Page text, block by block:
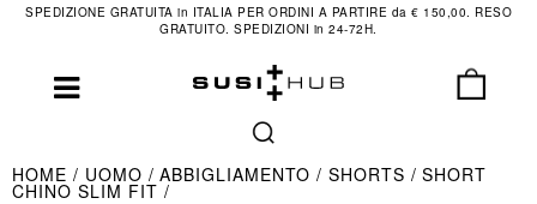
SPEDIZIONE GRATUITA in ITALIA PER ORDINI A PARTIRE da € 150,00. RESO
GRATUITO. SPEDIZIONI in 24-72H.
HOME UOMO ABBIGLIAMENTO SHORTS SHORT
CHINO SLIM FIT